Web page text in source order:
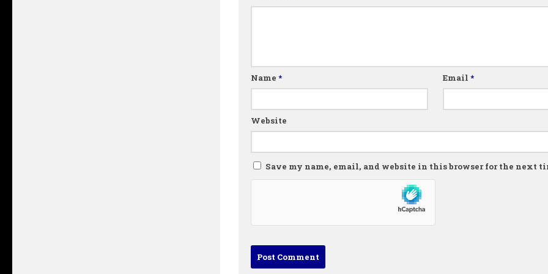
Name * Email*
Website
Save my name, email, and website in this browser for the next